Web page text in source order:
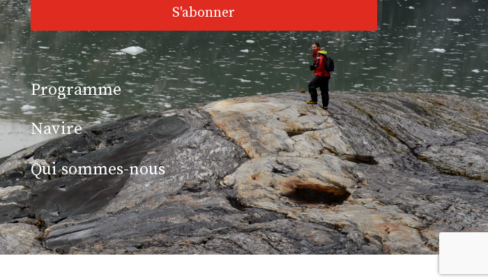
S'abonner
Programme
Navire
Qui sommes-nous